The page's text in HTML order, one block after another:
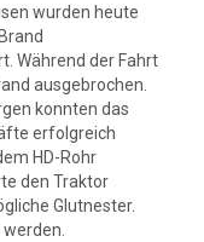
wurden heute
Während der Fahrt
ausgebrochen.
konnten das
erfolgreich
HD-Rohr
den Traktor
Glutnester.